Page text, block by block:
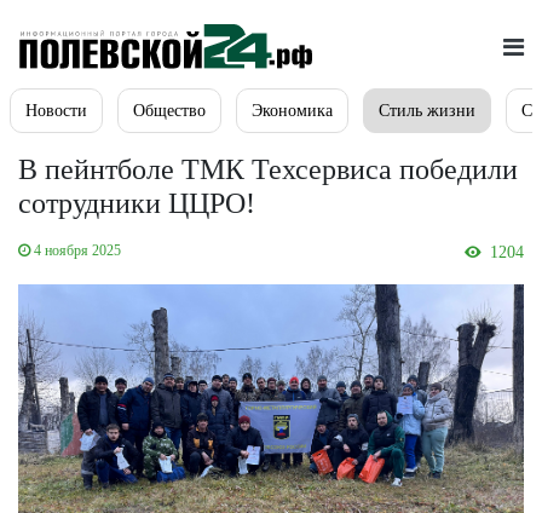
Новости Общество Экономика Стиль жизни
В пейнтболе ТМК Техсервиса победили
сотрудники ЦЦРО!
4 ноября 2025 1204